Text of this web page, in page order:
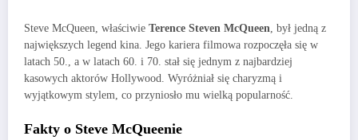
Steve McQueen, właściwie Terence Steven McQueen , był jedną z
największych legend kina. Jego kariera filmowa rozpoczęła się w
latach 50., a w latach 60. i 70. stał się jednym z najbardziej
kasowych aktorów Hollywood. Wyróżniał się charyzmą i
wyjątkowym stylem, co przyniosło mu wielką popularność.
Fakty o Steve McQueenie